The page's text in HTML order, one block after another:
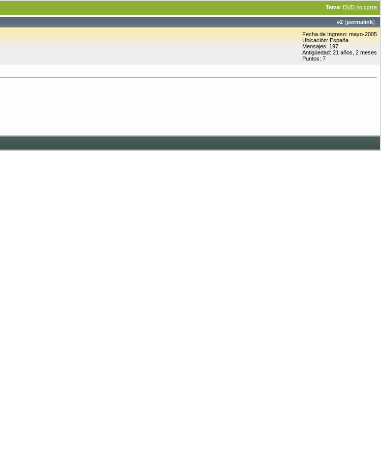
Tema: DVD no corre
#2 (permalink)
Fecha de Ingreso: mayo-2005
Ubicación: España
Mensajes: 197
Antigüedad: 21 años, 2 meses
Puntos: 7